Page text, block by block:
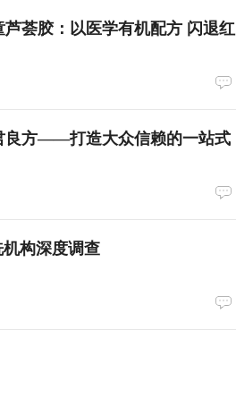
荟胶：以医学有机配方 闪退红
良方——打造大众信赖的一站式
构深度调查